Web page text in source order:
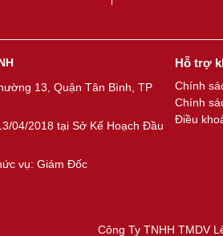
13, Quận Tân Bình, TP
04/2018 tại Sở Kế Hoạch Đầu
vụ: Giám Đốc
Hỗ trợ
Chính
Chính
Điều
Công Ty TNHH TMDV